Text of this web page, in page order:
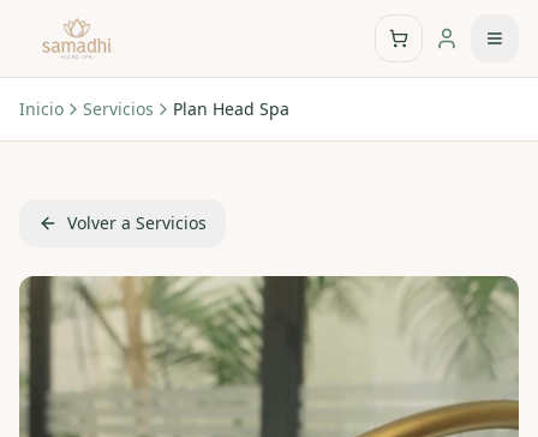
Inicio Servicios Plan Head Spa
Volver a Servicios